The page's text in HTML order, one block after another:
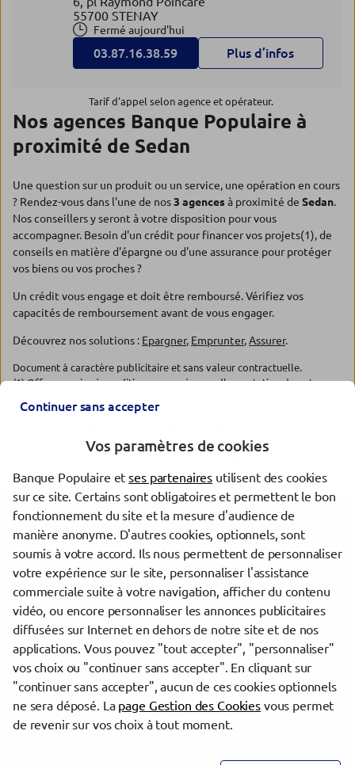
55700 STENAY
Fermé aujourd'hui
03.87.16.38.59 Plus d’infos
Tarif d'appel selon agence et opérateur.
Nos agences Banque Populaire à
proximité de Sedan
Une question sur un produit ou un service, une opération en cours
? Rendez-vous dans l'une de nos3 agencesà proximité de Sedan.
Nos conseillers y seront à votre disposition pour vous
accompagner. Besoin d'un crédit pour financer vos projets(1), de
conseils en matière d'épargne ou d'une assurance pour protéger
vos biens ou vos proches ?
Un crédit vous engage et doit être remboursé. Vérifiez vos
capacités de remboursement avant de vous engager.
Découvrez nos solutions : Epargner, Emprunter,Assurer.
Document à caractère publicitaire et sans valeur contractuelle.
(1) Offre soumise à conditions, sous réserve d'acceptation de votre
Pour les crédits à la consommation, l'emprunteur dispose du délai
dispose d'un délai de réflexion de dix jours avant d'accepter l'offre de
crédit. La vente est subordonnée à l'obtention du prêt. Si celui-ci n'est
pas obtenu, le vendeur doit rembourser les sommes versées.
Les agences Banque Populaire dans les villes à proximité
Charleville-Mézières
Trouver une agence Banque Populaire
Ardennes
Sedan
evermaps ©
Continuer sans accepter
Vos paramètres de cookies
Banque Populaire etses partenaires utilisent des cookies
sur ce site. Certains sont obligatoires et permettent le bon
fonctionnement du site et la mesure d'audience de
manière anonyme. D'autres cookies, optionnels, sont
soumis à votre accord. Ils nous permettent de personnaliser
votre expérience sur le site, personnaliser l'assistance
commerciale suite à votre navigation, afficher du contenu
vidéo, ou encore personnaliser les annonces publicitaires
diffusées sur Internet en dehors de notre site et de nos
applications. Vous pouvez "tout accepter", "personnaliser"
vos choix ou "continuer sans accepter". En cliquant sur
"continuer sans accepter", aucun de ces cookies optionnels
ne sera déposé. La page Gestion des Cookiesvous permet
de revenir sur vos choix à tout moment.